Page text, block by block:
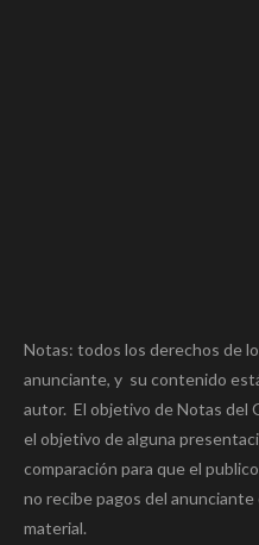
Notas: todos los derechos de
anunciante, y su contenido
autor. El objetivo de Notas del
el objetivo de alguna
comparación para que el
no recibe pagos del
material.